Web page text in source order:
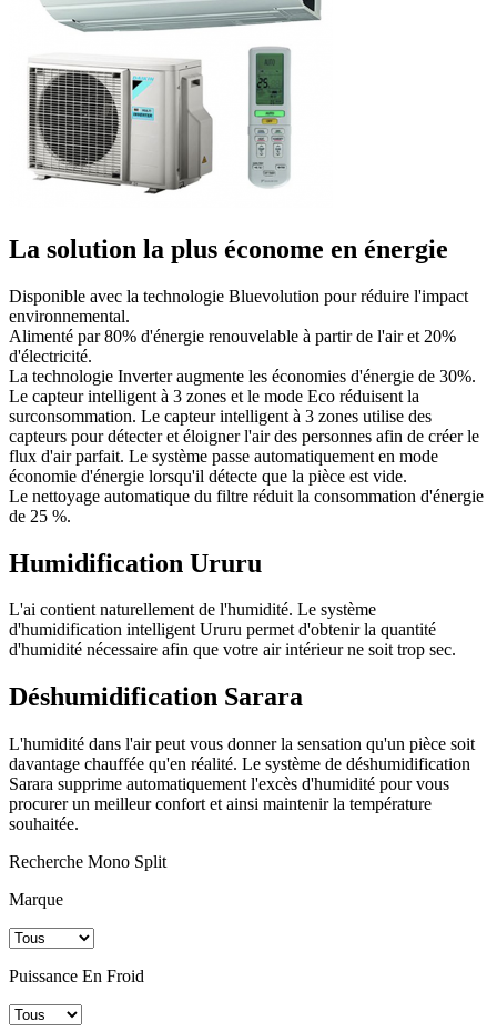
La solution la plus économe en énergie
Disponible avec la technologie Bluevolution pour réduire l'impact
environnemental.
Alimenté par 80% d'énergie renouvelable à partir de l'air et 20%
d'électricité.
La technologie Inverter augmente les économies d'énergie de 30%.
Le capteur intelligent à 3 zones et le mode Eco réduisent la
surconsommation. Le capteur intelligent à 3 zones utilise des
capteurs pour détecter et éloigner l'air des personnes afin de créer le
flux d'air parfait. Le système passe automatiquement en mode
économie d'énergie lorsqu'il détecte que la pièce est vide.
Le nettoyage automatique du filtre réduit la consommation d'énergie
de 25 %.
Humidification Ururu
L'ai contient naturellement de l'humidité. Le système
d'humidification intelligent Ururu permet d'obtenir la quantité
d'humidité nécessaire afin que votre air intérieur ne soit trop sec.
Déshumidification Sarara
L'humidité dans l'air peut vous donner la sensation qu'un pièce soit
davantage chauffée qu'en réalité. Le système de déshumidification
Sarara supprime automatiquement l'excès d'humidité pour vous
procurer un meilleur confort et ainsi maintenir la température
souhaitée.
Recherche Mono Split
Marque
Puissance En Froid